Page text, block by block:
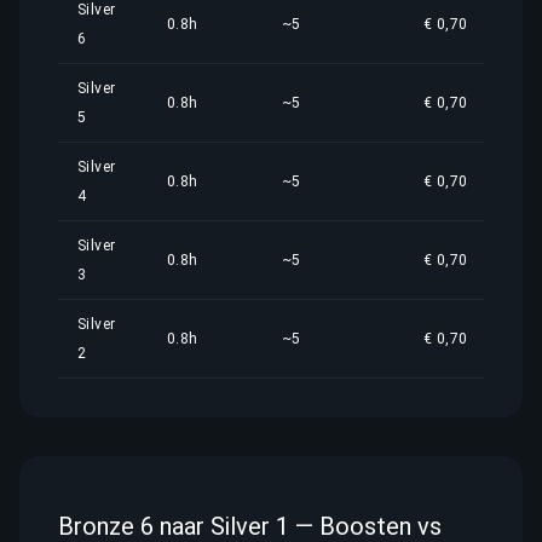
Silver
6
0.8h ~5 € 0,70
Silver
5
0.8h ~5 € 0,70
Silver
4
0.8h ~5 € 0,70
Silver
3
0.8h ~5 € 0,70
Silver
2
0.8h ~5 € 0,70
Bronze 6 naar Silver 1 — Boosten vs